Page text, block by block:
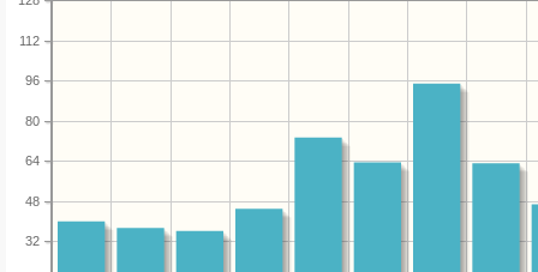
32
48
64
80
96
112